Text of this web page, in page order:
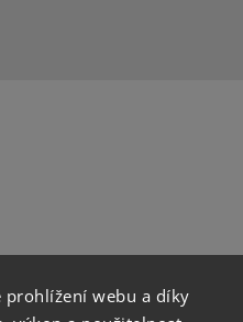
prohlížení webu a díky